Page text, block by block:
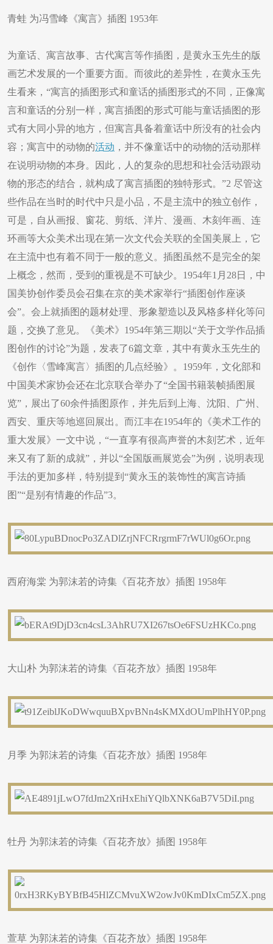
青蛙 为冯雪峰《寓言》插图 1953年
为童话、寓言故事、古代寓言等作插图，是黄永玉先生的版
画艺术发展的一个重要方面。而彼此的差异性，在黄永玉先
生看来，“寓言的插图形式和童话的插图形式的不同，正像寓
言和童话的分别一样，寓言插图的形式可能与童话插图的形
式有大同小异的地方，但寓言具备着童话中所没有的社会内
容；寓言中的动物的活动 ，并不像童话中的动物的活动那样
在说明动物的本身。因此，人的复杂的思想和社会活动跟动
物的形态的结合，就构成了寓言插图的独特形式。”2 尽管这
些作品在当时的时代中只是小品，不是主流中的独立创作，
可是，自从画报、窗花、剪纸、洋片、漫画、木刻年画、连
环画等大众美术出现在第一次文代会关联的全国美展上，它
在主流中也有着不同于一般的意义。插图虽然不是完全的架
上概念，然而，受到的重视是不可缺少。1954年1月28日，中
国美协创作委员会召集在京的美术家举行“插图创作座谈
会”。会上就插图的题材处理、形象塑造以及风格多样化等问
题，交换了意见。《美术》1954年第三期以“关于文学作品插
图创作的讨论”为题，发表了6篇文章，其中有黄永玉先生的
《创作〈雪峰寓言〉插图的几点经验》。1959年，文化部和
中国美术家协会还在北京联合举办了“全国书籍装帧插图展
览”，展出了60余件插图原作，并先后到上海、沈阳、广州、
西安、重庆等地巡回展出。而江丰在1954年的《美术工作的
重大发展》一文中说，“一直享有很高声誉的木刻艺术，近年
来又有了新的成就”，并以“全国版画展览会”为例，说明表现
手法的更加多样，特别提到“黄永玉的装饰性的寓言诗插
图”“是别有情趣的作品”3。
西府海棠 为郭沫若的诗集《百花齐放》插图 1958年
大山朴 为郭沫若的诗集《百花齐放》插图 1958年
月季 为郭沫若的诗集《百花齐放》插图 1958年
牡丹 为郭沫若的诗集《百花齐放》插图 1958年
萱草 为郭沫若的诗集《百花齐放》插图 1958年